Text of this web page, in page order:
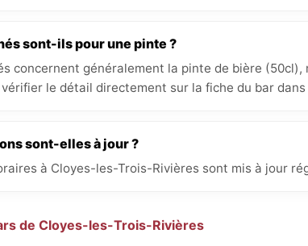
sont-ils pour une pinte ?
concernent généralement la pinte de bière
le détail directement sur la fiche du bar
sont-elles à jour ?
à Cloyes-les-Trois-Rivières sont mis à jour
de Cloyes-les-Trois-Rivières